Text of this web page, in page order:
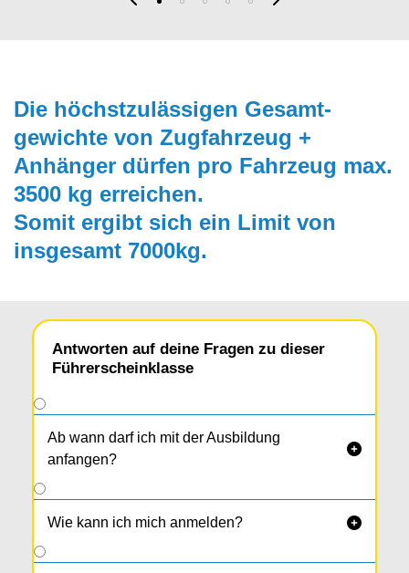
Die höchstzulässigen Gesamt­
gewichte von Zugfahrzeug +
Anhänger dürfen pro Fahrzeug max.
3500 kg erreichen.
Somit ergibt sich ein Limit von
insgesamt 7000kg.
Antworten auf deine Fragen zu dieser
Führerscheinklasse
Ab wann darf ich mit der Ausbildung
anfangen?

Wie kann ich mich anmelden? 